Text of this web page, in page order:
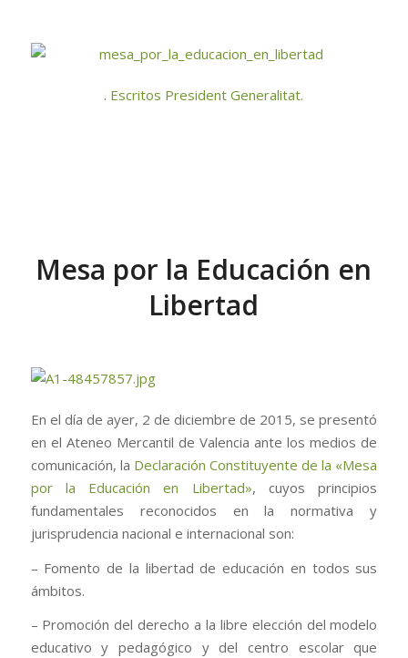
. Escritos President Generalitat.
Mesa por la Educación en
Libertad
En el día de ayer, 2 de diciembre de 2015, se presentó
en el Ateneo Mercantil de Valencia ante los medios de
comunicación, la Declaración Constituyente de la «Mesa
por la Educación en Libertad», cuyos principios
fundamentales reconocidos en la normativa y
jurisprudencia nacional e internacional son:
– Fomento de la libertad de educación en todos sus
ámbitos.
– Promoción del derecho a la libre elección del modelo
educativo y pedagógico y del centro escolar que